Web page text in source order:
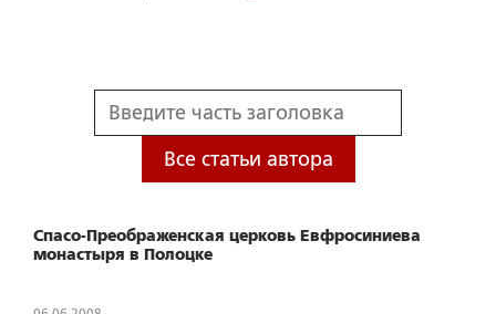
Все статьи автора
Спасо-Преображенская церковь Евфросиниева
монастыря в Полоцке